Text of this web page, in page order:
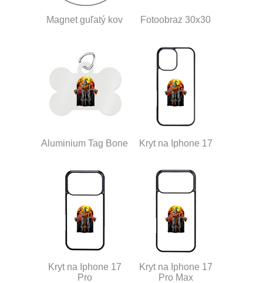
Magnet guľatý kov Fotoobraz 30x30
Aluminium Tag Bone Kryt na Iphone 17
Kryt na Iphone 17
Pro
Kryt na Iphone 17
Pro Max